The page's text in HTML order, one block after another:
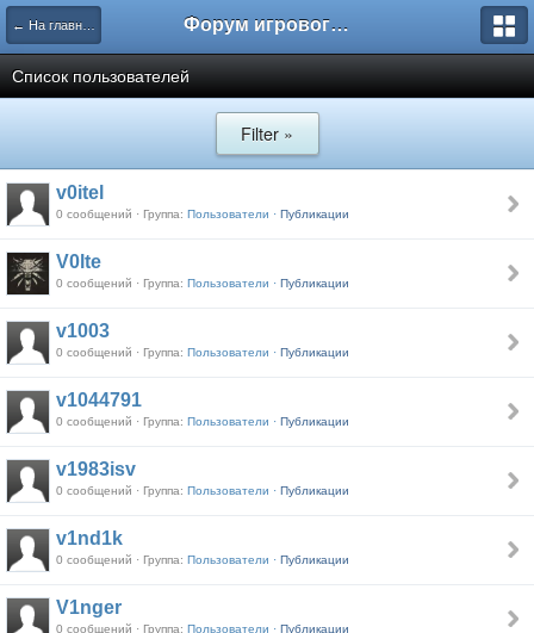
← На главную Форум игрового проекта Riverrise
Список пользователей
Filter »
v0itel
0 сообщений · Группа: Пользователи · Публикации
V0lte
0 сообщений · Группа: Пользователи · Публикации
v1003
0 сообщений · Группа: Пользователи · Публикации
v1044791
0 сообщений · Группа: Пользователи · Публикации
v1983isv
0 сообщений · Группа: Пользователи · Публикации
v1nd1k
0 сообщений · Группа: Пользователи · Публикации
V1nger
0 сообщений · Группа: Пользователи · Публикации